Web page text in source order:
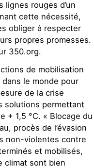
lignes rouges d’un
cette nécessité,
obliger à respecter
propres promesses.
350.org.
de mobilisation
le monde pour
de la crise
solutions permettant
+ 1,5 °C. « Blocage du
procès de l’évasion
non-violentes contre
et mobilisés,
climat sont bien